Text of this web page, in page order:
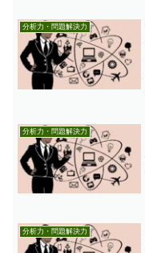
分析力・問題解決力
分析力・問題解決力
分析力・問題解決力